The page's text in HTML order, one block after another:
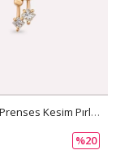
Mini Pulse Prenses Kesim Pırlanta Taşlı Rose Altın Tek Küpe
%20